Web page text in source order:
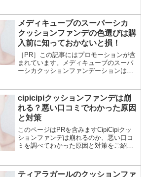
ョッピングで紹介され、X（旧Twitter）や
インスタ...
メディキューブのスーパーシカ
クッションファンデの色選びは購
入前に知っておかないと損！
［PR］この記事にはプロモーションが含
まれています。メディキューブのスーパ
ーシカクッションファンデーションは、
ッグストアなどの市販やamazon、楽天の
大手...
cipicipiクッションファンデは崩
れる？悪い口コミでわかった原因
と対策
このページはPRを含みますCipiCipiクッ
ションファンデは崩れるのか、悪い口コ
ミを調べてわかった原因と対策をご紹介
塗ることで崩れが気にならないという意
ティアラガールのクッションファ